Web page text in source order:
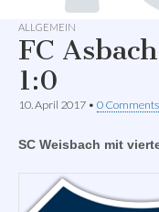
ALLGEMEIN
FC
1:0
10. April 2017 • 0 Comments
SC Weisbach mit